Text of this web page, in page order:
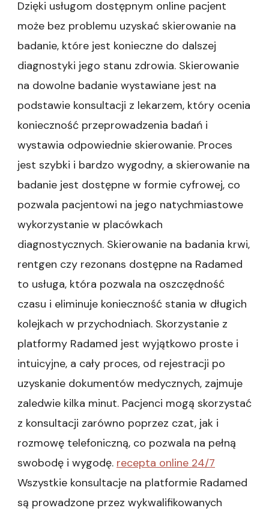
Dzięki usługom dostępnym online pacjent
może bez problemu uzyskać skierowanie na
badanie, które jest konieczne do dalszej
diagnostyki jego stanu zdrowia. Skierowanie
na dowolne badanie wystawiane jest na
podstawie konsultacji z lekarzem, który ocenia
konieczność przeprowadzenia badań i
wystawia odpowiednie skierowanie. Proces
jest szybki i bardzo wygodny, a skierowanie na
badanie jest dostępne w formie cyfrowej, co
pozwala pacjentowi na jego natychmiastowe
wykorzystanie w placówkach
diagnostycznych. Skierowanie na badania krwi,
rentgen czy rezonans dostępne na Radamed
to usługa, która pozwala na oszczędność
czasu i eliminuje konieczność stania w długich
kolejkach w przychodniach. Skorzystanie z
platformy Radamed jest wyjątkowo proste i
intuicyjne, a cały proces, od rejestracji po
uzyskanie dokumentów medycznych, zajmuje
zaledwie kilka minut. Pacjenci mogą skorzystać
z konsultacji zarówno poprzez czat, jak i
rozmowę telefoniczną, co pozwala na pełną
swobodę i wygodę. recepta online 24/7
Wszystkie konsultacje na platformie Radamed
są prowadzone przez wykwalifikowanych